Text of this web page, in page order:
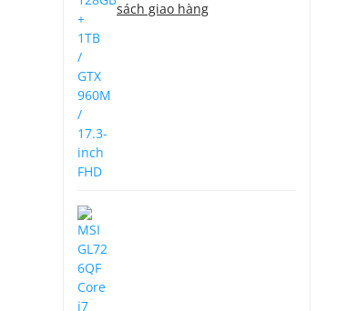
sách giao hàng